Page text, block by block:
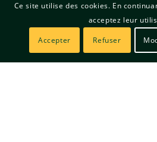
Mardi : 15h - 18h
Mercredi : Fermée
Jeudi : 10h - 12h / 15h - 19h
Vendredi : 15h - 17h
Ce site utilise des cookies. En
acceptez leur
Accepter
Refuser